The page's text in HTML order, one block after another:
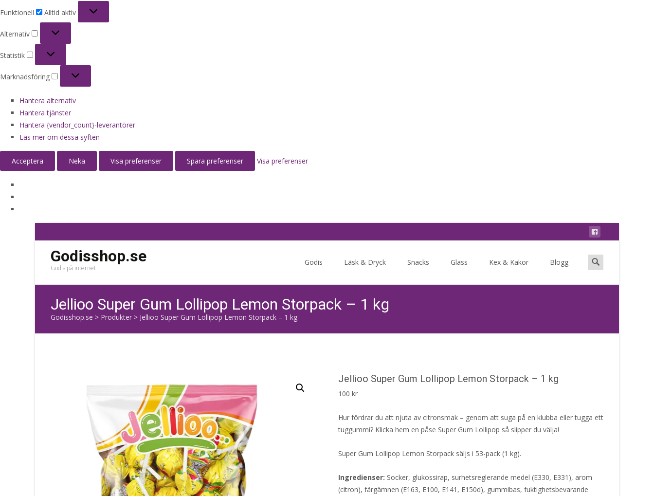
Funktionell
Alltid aktiv
Alternativ
Statistik
Marknadsföring
Hantera alternativ
Hantera tjänster
Hantera {vendor_count}-leverantörer
Läs mer om dessa syften
Acceptera Neka Visa preferenser Spara preferenser Visa preferenser
Godisshop.se
Godis på internet
Godis Läsk & Dryck Snacks Glass Kex & Kakor Blogg
Search
for:
Jellioo Super Gum Lollipop Lemon Storpack – 1 kg
Godisshop.se > Produkter > Jellioo Super Gum Lollipop Lemon Storpack – 1 kg
Jellioo Super Gum Lollipop Lemon Storpack – 1 kg
100 kr
Hur fördrar du att njuta av citronsmak – genom att suga på en klubba eller tugga ett
tuggummi? Klicka hem en påse Super Gum Lollipop så slipper du välja!
Super Gum Lollipop Lemon Storpack säljs i 53-pack (1 kg).
Ingredienser: Socker, glukossirap, surhetsreglerande medel (E330, E331), arom
(citron), färgämnen (E163, E100, E141, E150d), gummibas, fuktighetsbevarande